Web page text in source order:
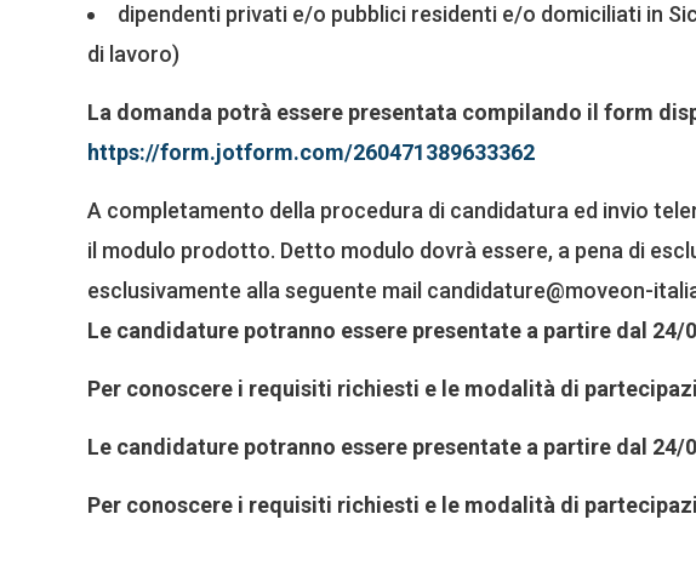
dipendenti privati e/o pubblici residenti e/o domiciliati in
di lavoro)
La domanda potrà essere presentata compilando il form
https://form.jotform.com/260471389633362
A completamento della procedura di candidatura ed invio
il modulo prodotto. Detto modulo dovrà essere, a pena di
esclusivamente alla seguente mail candidature@moveon-
Le candidature potranno essere presentate a partire dal 24/
Per conoscere i requisiti richiesti e le modalità di
Le candidature potranno essere presentate a partire dal 24/
Per conoscere i requisiti richiesti e le modalità di